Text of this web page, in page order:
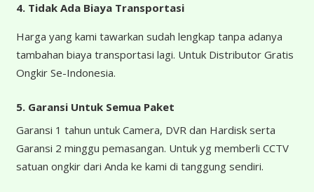
4. Tidak Ada Biaya Transportasi
Harga yang kami tawarkan sudah lengkap tanpa adanya
tambahan biaya transportasi lagi. Untuk Distributor Gratis
Ongkir Se-Indonesia.
5. Garansi Untuk Semua Paket
Garansi 1 tahun untuk Camera, DVR dan Hardisk serta
Garansi 2 minggu pemasangan. Untuk yg memberli CCTV
satuan ongkir dari Anda ke kami di tanggung sendiri.